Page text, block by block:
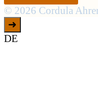
© 2026 Cordula
➜
DE